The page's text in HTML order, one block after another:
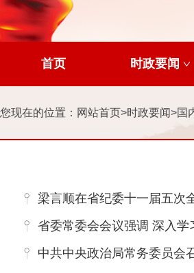
首页 时政要闻
您现在的位置： 网站首页>时政要闻>国
梁言顺在省纪委十一届五次全会
省委常委会会议强调 深入学
中共中央政治局常务委员会召开会议 听取全国人大